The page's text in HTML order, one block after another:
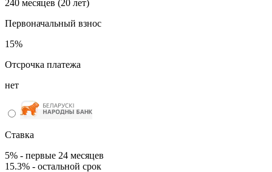
240 месяцев (20 лет)
Первоначальный взнос
15%
Отсрочка платежа
нет
Ставка
5% - первые 24 месяцев
15.3% - остальной срок